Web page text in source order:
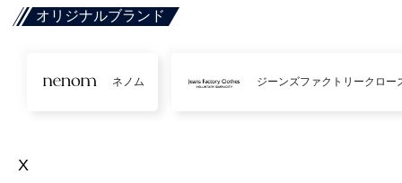
オリジナルブランド
ネノム ジーンズファクトリークロー
X